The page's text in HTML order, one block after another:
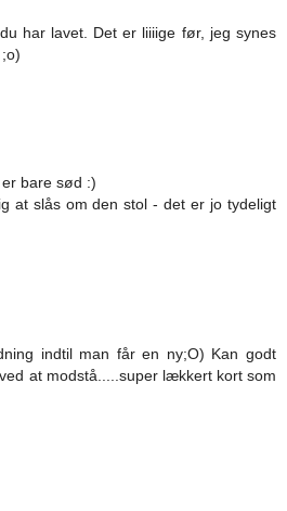
har lavet. Det er liiiige før, jeg synes
bare sød :)
at slås om den stol - det er jo tydeligt
indtil man får en ny;O) Kan godt
at modstå.....super lækkert kort som